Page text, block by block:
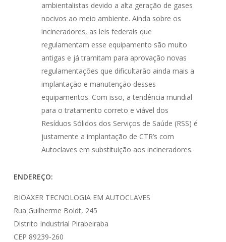
ambientalistas devido a alta geração de gases
nocivos ao meio ambiente. Ainda sobre os
incineradores, as leis federais que
regulamentam esse equipamento são muito
antigas e já tramitam para aprovação novas
regulamentações que dificultarão ainda mais a
implantação e manutenção desses
equipamentos. Com isso, a tendência mundial
para o tratamento correto e viável dos
Resíduos Sólidos dos Serviços de Saúde (RSS) é
justamente a implantação de CTR’s com
Autoclaves em substituição aos incineradores.
ENDEREÇO:
BIOAXER TECNOLOGIA EM AUTOCLAVES
Rua Guilherme Boldt, 245
Distrito Industrial Pirabeiraba
CEP 89239-260